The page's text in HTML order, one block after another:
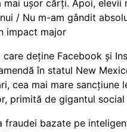
mai ușor cărți. Apoi, elevii
/ Nu m-am gândit
impact major
care deține Facebook și
în statul New
cea mai mare sancțiune
primită de gigantul social
fraudei bazate pe